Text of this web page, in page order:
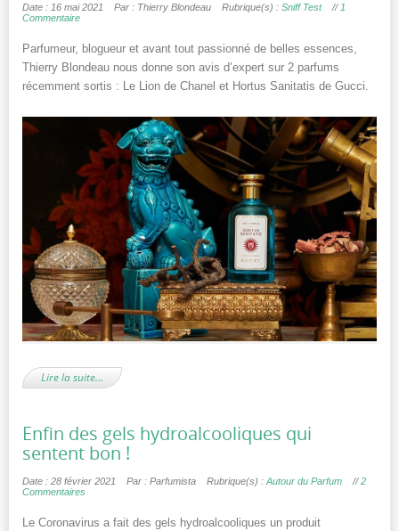
Date : 16 mai 2021 Par : Thierry Blondeau Rubrique(s) : Sniff Test // 1
Commentaire
Parfumeur, blogueur et avant tout passionné de belles essences,
Thierry Blondeau nous donne son avis d’expert sur 2 parfums
récemment sortis : Le Lion de Chanel et Hortus Sanitatis de Gucci.
Lire la suite…
Enfin des gels hydroalcooliques qui
sentent bon !
Date : 28 février 2021 Par : Parfumista Rubrique(s) : Autour du Parfum //2
Commentaires
Le Coronavirus a fait des gels hydroalcooliques un produit